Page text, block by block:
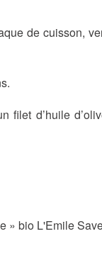
de cuisson,
filet d’huile
» bio L'Emile